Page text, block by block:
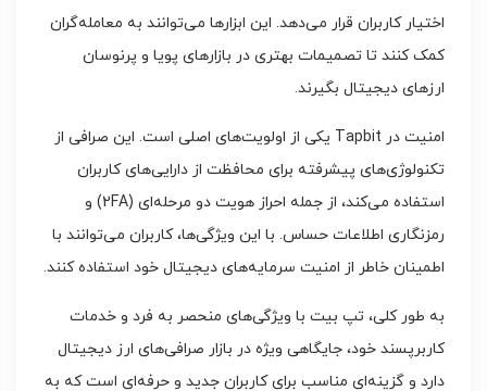
اختیار کاربران قرار می‌دهد. این ابزارها می‌توانند به معامله‌گران
کمک کنند تا تصمیمات بهتری در بازارهای پویا و پرنوسان
ارزهای دیجیتال بگیرند.
امنیت در Tapbit یکی از اولویت‌های اصلی است. این صرافی از
تکنولوژی‌های پیشرفته برای محافظت از دارایی‌های کاربران
استفاده می‌کند، از جمله احراز هویت دو مرحله‌ای (2FA) و
رمزنگاری اطلاعات حساس. با این ویژگی‌ها، کاربران می‌توانند با
اطمینان خاطر از امنیت سرمایه‌های دیجیتال خود استفاده کنند.
به طور کلی، تپ بیت با ویژگی‌های منحصر به فرد و خدمات
کاربرپسند خود، جایگاهی ویژه در بازار صرافی‌های ارز دیجیتال
دارد و گزینه‌ای مناسب برای کاربران جدید و حرفه‌ای است که به